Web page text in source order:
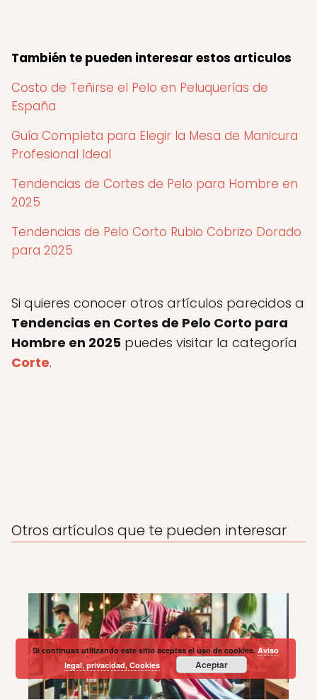
También te pueden interesar estos articulos
Costo de Teñirse el Pelo en Peluquerías de
España
Guía Completa para Elegir la Mesa de Manicura
Profesional Ideal
Tendencias de Cortes de Pelo para Hombre en
2025
Tendencias de Pelo Corto Rubio Cobrizo Dorado
para 2025
Si quieres conocer otros artículos parecidos a
Tendencias en Cortes de Pelo Corto para
Hombre en 2025 puedes visitar la categoría
Corte.
Otros artículos que te pueden interesar
Si continuas utilizando este sitio aceptas el uso de cookies.Aviso
legal, privacidad, Cookies
Aceptar